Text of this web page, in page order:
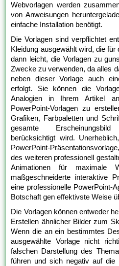
Webvorlagen werden
von Anweisungen
einfache Installation benötigt.
Die Vorlagen sind verpflichtet
Kleidung ausgewählt wird, die
dann leicht, die Vorlagen zu
Zwecke zu verwenden, da alles
neben dieser Vorlage auch
erfolgt. Sie können die
Analogien in Ihrem Artikel
PowerPoint-Vorlagen zu
Grafiken, Farbpaletten und
gesamte
berücksichtigt wird.
PowerPoint-
des weiteren professionell
Animationen für maximale
maßgeschneiderte interaktive
eine professionelle PowerPoint-
Botschaft gen effektivste Weise
Die Vorlagen können entweder
Erstellen ähnlicher Bilder zum
Wenn die an ein bestimmtes
ausgewählte Vorlage nicht
falschen Darstellung des
führen und sich negativ auf die